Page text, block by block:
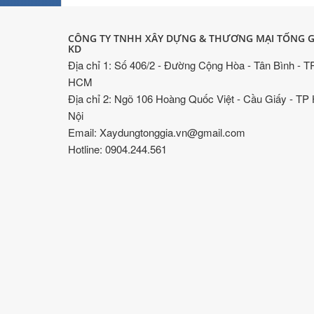
CÔNG TY TNHH XÂY DỰNG & THƯƠNG MẠI TỐNG
KD
Địa chỉ 1: Số 406/2 - Đường Cộng Hòa - Tân Bình -
HCM
Địa chỉ 2: Ngõ 106 Hoàng Quốc Việt - Cầu Giấy - TP
Nội
Email: Xaydungtonggia.vn@gmail.com
Hotline: 0904.244.561